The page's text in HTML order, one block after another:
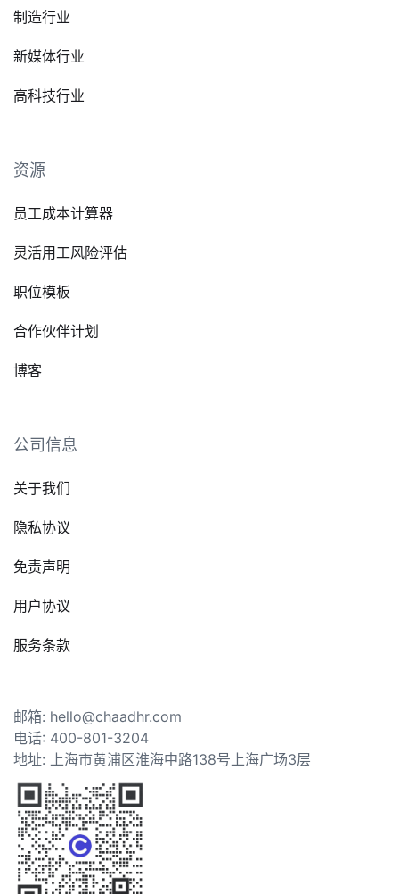
制造行业
新媒体行业
高科技行业
资源
员工成本计算器
灵活用工风险评估
职位模板
合作伙伴计划
博客
公司信息
关于我们
隐私协议
免责声明
用户协议
服务条款
邮箱: hello@chaadhr.com
电话: 400-801-3204
地址: 上海市黄浦区淮海中路138号上海广场3层